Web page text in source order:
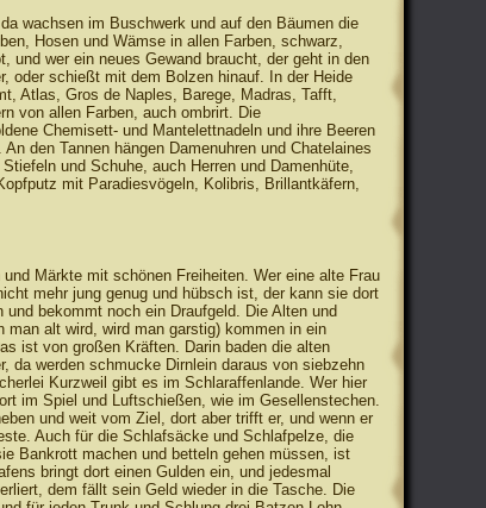
wachsen im Buschwerk und auf den Bäumen die
Hosen und Wämse in allen Farben, schwarz,
und wer ein neues Gewand braucht, der geht in den
oder schießt mit dem Bolzen hinauf. In der Heide
Atlas, Gros de Naples, Barege, Madras, Tafft,
von allen Farben, auch ombrirt. Die
Chemisett- und Mantelettnadeln und ihre Beeren
den Tannen hängen Damenuhren und Chatelaines
und Schuhe, auch Herren und Damenhüte,
mit Paradiesvögeln, Kolibris, Brillantkäfern,
Märkte mit schönen Freiheiten. Wer eine alte Frau
mehr jung genug und hübsch ist, der kann sie dort
bekommt noch ein Draufgeld. Die Alten und
man alt wird, wird man garstig) kommen in ein
ist von großen Kräften. Darin baden die alten
da werden schmucke Dirnlein daraus von siebzehn
Kurzweil gibt es im Schlaraffenlande. Wer hier
im Spiel und Luftschießen, wie im Gesellenstechen.
und weit vom Ziel, dort aber trifft er, und wenn er
Auch für die Schlafsäcke und Schlafpelze, die
Bankrott machen und betteln gehen müssen, ist
bringt dort einen Gulden ein, und jedesmal
dem fällt sein Geld wieder in die Tasche. Die